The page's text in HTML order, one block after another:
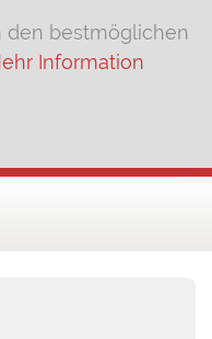
den bestmöglichen
Information